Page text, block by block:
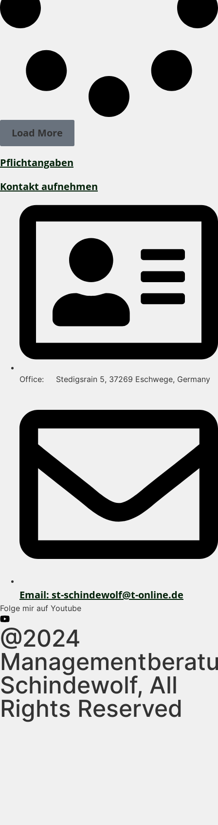
Load More
Pflichtangaben
Kontakt aufnehmen
Office: Stedigsrain 5, 37269 Eschwege, Germany
Email: st-schindewolf@t-online.de
Folge mir auf Youtube
@2024
Schindewolf, All
Rights Reserved